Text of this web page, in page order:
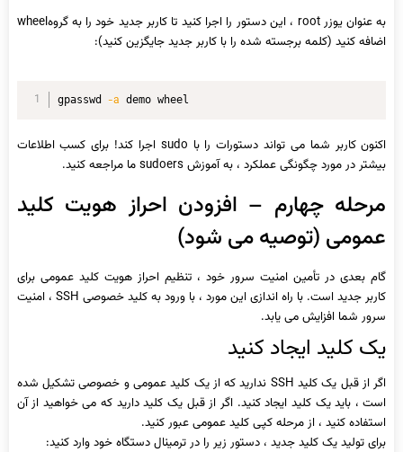
به عنوان یوزر root ، این دستور را اجرا کنید تا کاربر جدید خود را به گروهwheel
اضافه کنید (کلمه برجسته شده را با کاربر جدید جایگزین کنید):
gpasswd -a demo wheel
اکنون کاربر شما می تواند دستورات را با sudo اجرا کند! برای کسب اطلاعات
بیشتر در مورد چگونگی عملکرد ، به آموزش sudoers ما مراجعه کنید.
مرحله چهارم – افزودن احراز هویت کلید
عمومی (توصیه می شود)
گام بعدی در تأمین امنیت سرور خود ، تنظیم احراز هویت کلید عمومی برای
کاربر جدید است. با راه اندازی این مورد ، با ورود به کلید خصوصی SSH ، امنیت
سرور شما افزایش می یابد.
یک کلید ایجاد کنید
اگر از قبل یک کلید SSH ندارید که از یک کلید عمومی و خصوصی تشکیل شده
است ، باید یک کلید ایجاد کنید. اگر از قبل یک کلید دارید که می خواهید از آن
استفاده کنید ، از مرحله کپی کلید عمومی عبور کنید.
برای تولید یک کلید جدید ، دستور زیر را در ترمینال دستگاه خود وارد کنید: